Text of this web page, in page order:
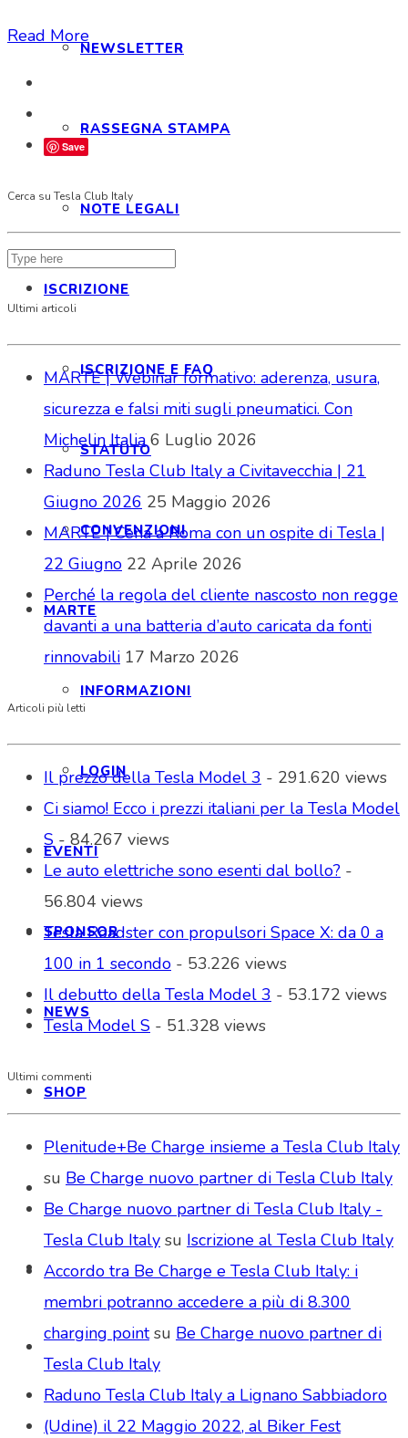
NEWSLETTER
RASSEGNA STAMPA
NOTE LEGALI
ISCRIZIONE
ISCRIZIONE E FAQ
STATUTO
CONVENZIONI
MARTE
INFORMAZIONI
LOGIN
EVENTI
SPONSOR
NEWS
SHOP
Read More
Save
Cerca su Tesla Club Italy
Ultimi articoli
MARTE | Webinar formativo: aderenza, usura,
sicurezza e falsi miti sugli pneumatici. Con
Michelin Italia 6 Luglio 2026
Raduno Tesla Club Italy a Civitavecchia | 21
Giugno 2026 25 Maggio 2026
MARTE | Cena a Roma con un ospite di Tesla |
22 Giugno 22 Aprile 2026
Perché la regola del cliente nascosto non regge
davanti a una batteria d’auto caricata da fonti
rinnovabili 17 Marzo 2026
Articoli più letti
Il prezzo della Tesla Model 3 - 291.620 views
Ci siamo! Ecco i prezzi italiani per la Tesla Model
S - 84.267 views
Le auto elettriche sono esenti dal bollo? -
56.804 views
Tesla Roadster con propulsori Space X: da 0 a
100 in 1 secondo - 53.226 views
Il debutto della Tesla Model 3 - 53.172 views
Tesla Model S - 51.328 views
Ultimi commenti
Plenitude+Be Charge insieme a Tesla Club Italy
su Be Charge nuovo partner di Tesla Club Italy
Be Charge nuovo partner di Tesla Club Italy -
Tesla Club Italy su Iscrizione al Tesla Club Italy
Accordo tra Be Charge e Tesla Club Italy: i
membri potranno accedere a più di 8.300
charging pointsu Be Charge nuovo partner di
Tesla Club Italy
Raduno Tesla Club Italy a Lignano Sabbiadoro
(Udine) il 22 Maggio 2022, al Biker Fest